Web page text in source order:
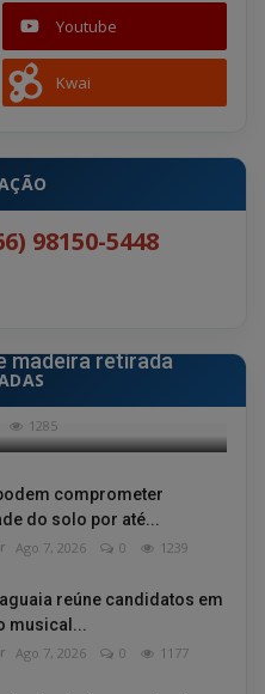
Youtube
Kwai
98150-5448
madeira retirada
1285
comprometer
do solo por até...
Ago 7, 2026 0 1239
reúne candidatos em
musical...
Ago 7, 2026 0 1177